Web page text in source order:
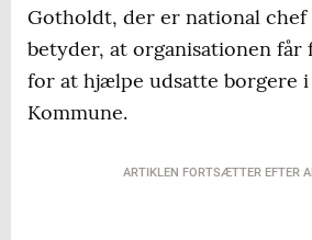
Gotholdt, der er national chef
betyder, at organisationen
for at hjælpe udsatte borgere i
Kommune.
ARTIKLEN FORTSÆTTER EFTER